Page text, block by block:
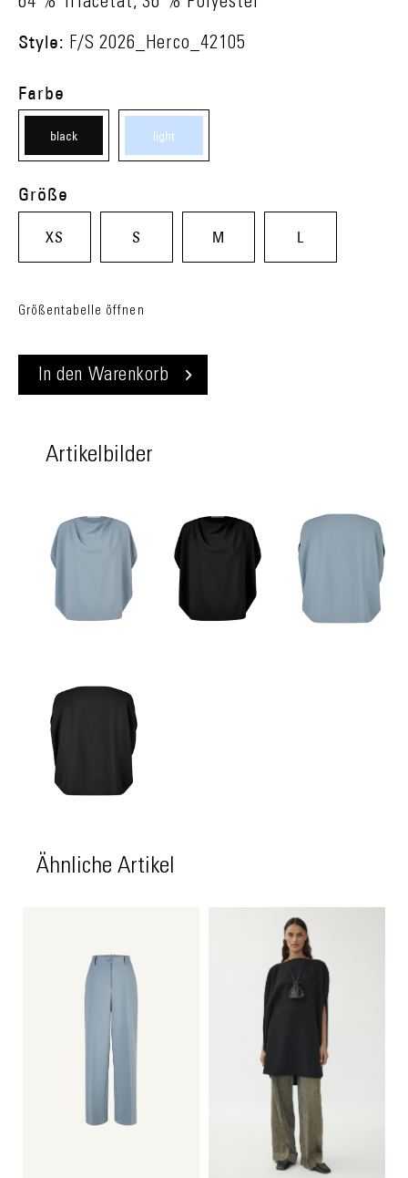
Style: F/S 2026_Herco_42105
Farbe
black light
(60)
Größe
XS S M L
Größentabelle öffnen
In den Warenkorb
Artikelbilder
Ähnliche Artikel